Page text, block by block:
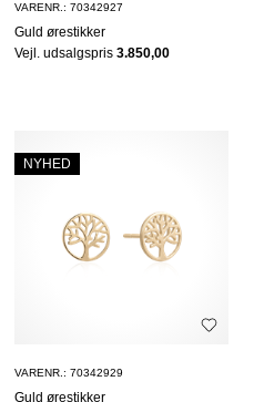
VARENR.: 70342927
Guld ørestikker
Vejl. udsalgspris3.850,00
NYHED
VARENR.: 70342929
Guld ørestikker